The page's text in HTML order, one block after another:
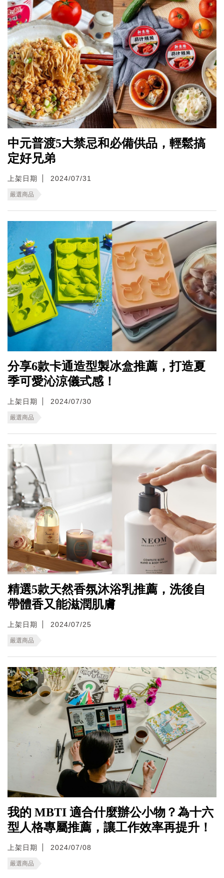
中元普渡5大禁忌和必備供品，輕鬆搞
定好兄弟
上架日期 2024/07/31
嚴選商品
分享6款卡通造型製冰盒推薦，打造夏
季可愛沁涼儀式感！
上架日期 2024/07/30
嚴選商品
精選5款天然香氛沐浴乳推薦，洗後自
帶體香又能滋潤肌膚
上架日期 2024/07/25
嚴選商品
我的 MBTI 適合什麼辦公小物？為十六
型人格專屬推薦，讓工作效率再提升！
上架日期 2024/07/08
嚴選商品